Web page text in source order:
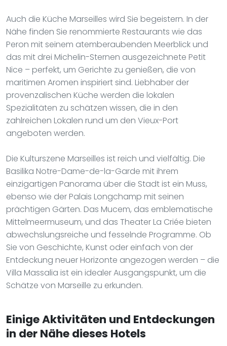
Auch die Küche Marseilles wird Sie begeistern. In der
Nähe finden Sie renommierte Restaurants wie das
Peron mit seinem atemberaubenden Meerblick und
das mit drei Michelin-Sternen ausgezeichnete Petit
Nice – perfekt, um Gerichte zu genießen, die von
maritimen Aromen inspiriert sind. Liebhaber der
provenzalischen Küche werden die lokalen
Spezialitäten zu schätzen wissen, die in den
zahlreichen Lokalen rund um den Vieux-Port
angeboten werden.
Die Kulturszene Marseilles ist reich und vielfältig. Die
Basilika Notre-Dame-de-la-Garde mit ihrem
einzigartigen Panorama über die Stadt ist ein Muss,
ebenso wie der Palais Longchamp mit seinen
prächtigen Gärten. Das Mucem, das emblematische
Mittelmeermuseum, und das Theater La Criée bieten
abwechslungsreiche und fesselnde Programme. Ob
Sie von Geschichte, Kunst oder einfach von der
Entdeckung neuer Horizonte angezogen werden – die
Villa Massalia ist ein idealer Ausgangspunkt, um die
Schätze von Marseille zu erkunden.
Einige Aktivitäten und Entdeckungen
in der Nähe dieses Hotels